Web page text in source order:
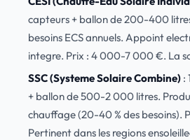
capteurs + ballon de 200-400
besoins ECS annuels. Appoint
integre. Prix : 4 000-7 000 €. La
SSC (Systeme Solaire Combine):
+ ballon de 500-2 000 litres.
chauffage (20-40 % des besoins).
Pertinent dans les regions